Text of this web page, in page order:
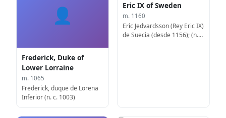
👤
Frederick, Duke of
Lower Lorraine
m. 1065
Frederick, duque de Lorena
Inferior (n. c. 1003)
Eric IX of Sweden
m. 1160
Eric Jedvardsson (Rey Eric IX)
de Suecia (desde 1156); (n.